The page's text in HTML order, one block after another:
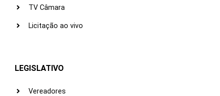
TV Câmara
Licitação ao vivo
LEGISLATIVO
Vereadores